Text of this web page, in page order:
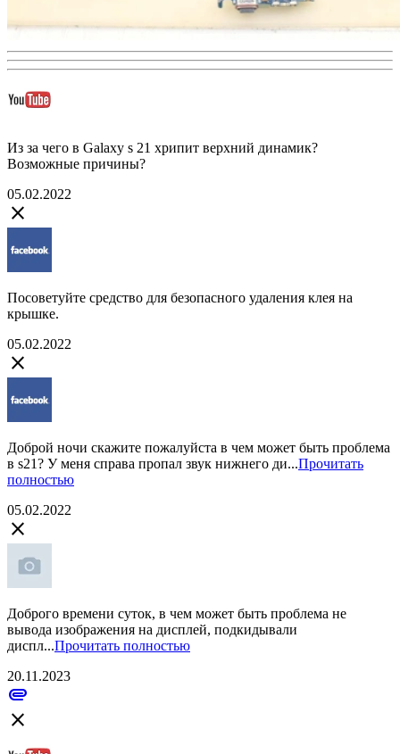
Из за чего в Galaxy s 21 хрипит верхний динамик?
Возможные причины?
05.02.2022
close
Посоветуйте средство для безопасного удаления клея на
крышке.
05.02.2022
close
Доброй ночи скажите пожалуйста в чем может быть проблема
в s21? У меня справа пропал звук нижнего ди...Прочитать
полностью
05.02.2022
close
Доброго времени суток, в чем может быть проблема не
вывода изображения на дисплей, подкидывали
диспл...Прочитать полностью
20.11.2023
attachment
close